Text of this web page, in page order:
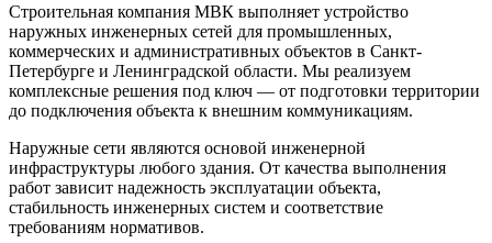
Строительная компания МВК выполняет устройство
наружных инженерных сетей для промышленных,
коммерческих и административных объектов в Санкт-
Петербурге и Ленинградской области. Мы реализуем
комплексные решения под ключ — от подготовки территории
до подключения объекта к внешним коммуникациям.
Наружные сети являются основой инженерной
инфраструктуры любого здания. От качества выполнения
работ зависит надежность эксплуатации объекта,
стабильность инженерных систем и соответствие
требованиям нормативов.